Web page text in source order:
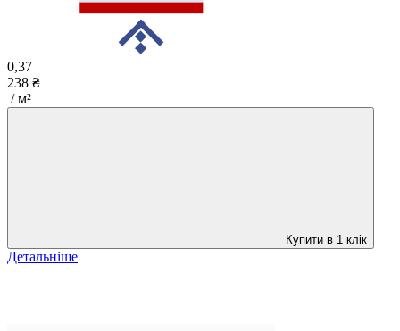
0,37
238 ₴
/ м²
Купити в 1 клік
Детальніше